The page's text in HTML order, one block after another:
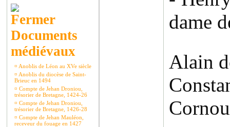
Documents
médiévaux
¤ Anoblis de Léon au XVe siècle
¤ Anoblis du diocèse de Saint-
Brieuc en 1494
¤ Compte de Jehan Droniou,
trésorier de Bretagne, 1424-26
¤ Compte de Jehan Droniou,
trésorier de Bretagne, 1426-28
¤ Compte de Jehan Mauléon,
receveur du fouage en 1427
dame
Alain